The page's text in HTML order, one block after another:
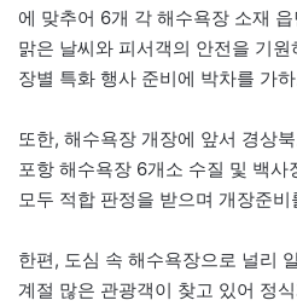
에 맞추어 6개 각 해수욕장 소재
맑은 날씨와 피서객의 안전을 기
장별 특화 행사 준비에 박차를 가
또한, 해수욕장 개장에 앞서 경상
포항 해수욕장 6개소 수질 및 백사
모두 적합 판정을 받으며 개장준비
한편, 도심 속 해수욕장으로 널리
계절 많은 관광객이 찾고 있어 정